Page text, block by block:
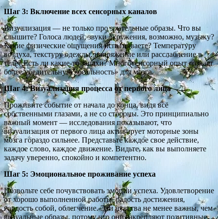
Шаг 3: Включение всех сенсорных каналов
Визуализация — не только про зрительные образы. Что вы
слышите? Голоса людей, звуки окружения, возможно, музыку?
Какие физические ощущения испытываете? Температуру
воздуха, текстуру одежды, напряжение или расслабление в
теле? Есть ли какие-то запахи? Многосенсорный опыт создает
более убедительную «реальность» для мозга.
Шаг 4: Визуализация процесса от первого лица
Проживите событие от начала до конца, видя всё
собственными глазами, а не со стороны. Это принципиально
важный момент — исследования показывают, что
визуализация от первого лица активирует моторные зоны
мозга гораздо сильнее. Представьте каждое свое действие,
каждое слово, каждое движение. Видьте, как вы выполняете
задачу уверенно, спокойно и компетентно.
Шаг 5: Эмоциональное проживание успеха
Позвольте себе почувствовать эмоции успеха. Удовлетворение
от хорошо выполненной работы, радость достижения,
гордость собой, облегчение. Эти чувства не менее важны, чем
визуальные образы, потому что они закрепляют позитивные